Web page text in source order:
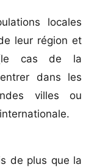
locales
leur région et
(le cas de la
dans les
villes ou
de plus que la